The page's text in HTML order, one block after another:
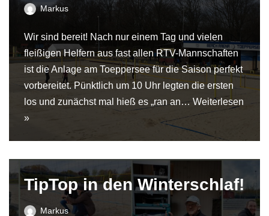
Markus
Wir sind bereit! Nach nur einem Tag und vielen
fleißigen Helfern aus fast allen RTV-Mannschaften
ist die Anlage am Toeppersee für die Saison perfekt
vorbereitet. Pünktlich um 10 Uhr legten die ersten
los und zunächst mal hieß es „ran an… Weiterlesen
»
TipTop in den Winterschlaf!
Markus